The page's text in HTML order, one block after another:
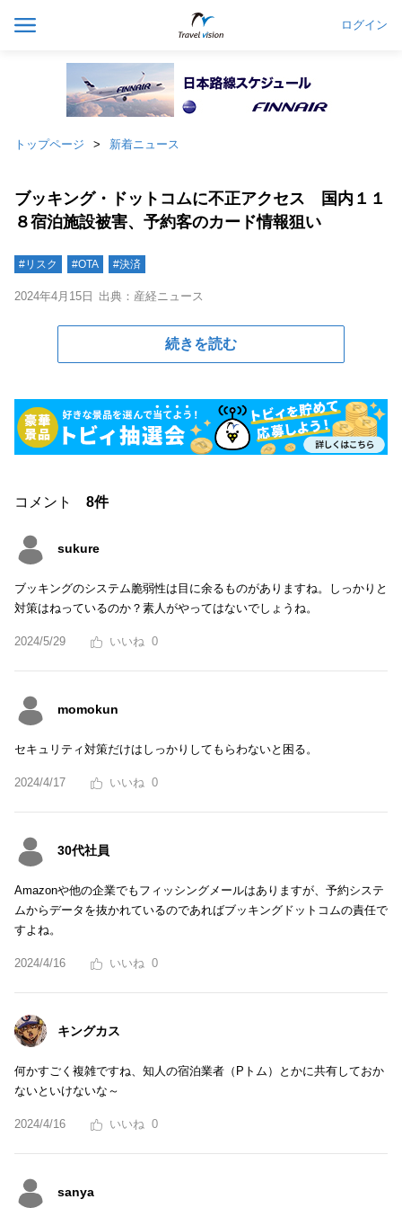
ログイン
トップページ 新着ニュース
ブッキング・ドットコムに不正アクセス 国内１１
８宿泊施設被害、予約客のカード情報狙い
#リスク #OTA #決済
2024年4月15日 出典：産経ニュース
続きを読む
コメント 8件
sukure
ブッキングのシステム脆弱性は目に余るものがありますね。しっかりと
対策はねっているのか？素人がやってはないでしょうね。
2024/5/29 0
momokun
セキュリティ対策だけはしっかりしてもらわないと困る。
2024/4/17 0
30代社員
Amazonや他の企業でもフィッシングメールはありますが、予約システ
ムからデータを抜かれているのであればブッキングドットコムの責任で
すよね。
2024/4/16 0
キングカス
何かすごく複雑ですね、知人の宿泊業者（Pトム）とかに共有しておか
ないといけないな～
2024/4/16 0
sanya